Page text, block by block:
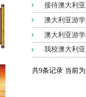
接待澳大利
澳大利亚游
澳大利亚游
我校澳大利
共9条记录 当前